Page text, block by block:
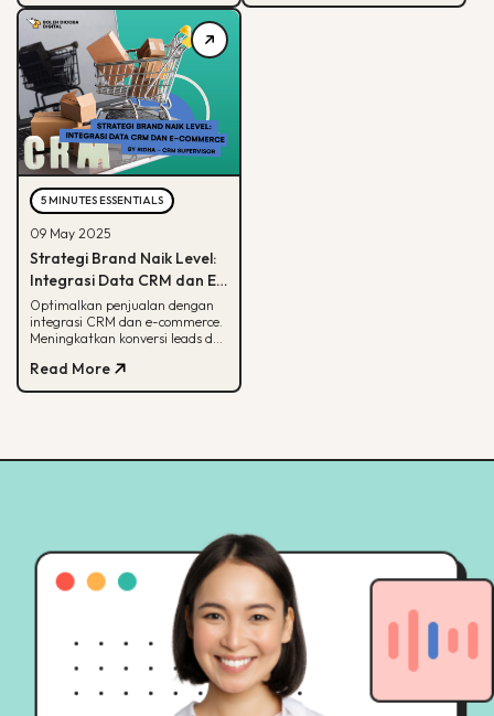
5 MINUTES ESSENTIALS
09 May 2025
Strategi Brand Naik Level:
Integrasi Data CRM dan E-
commerce
Optimalkan penjualan dengan
integrasi CRM dan e-commerce.
Meningkatkan konversi leads dan
terarah
Read More